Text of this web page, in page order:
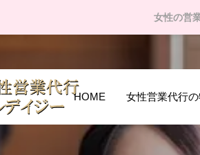
女性の営
HOME 女性営業代行